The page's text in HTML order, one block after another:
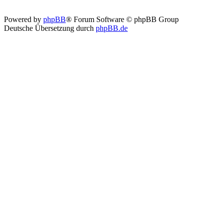
Powered by phpBB® Forum Software © phpBB Group
Deutsche Übersetzung durch phpBB.de